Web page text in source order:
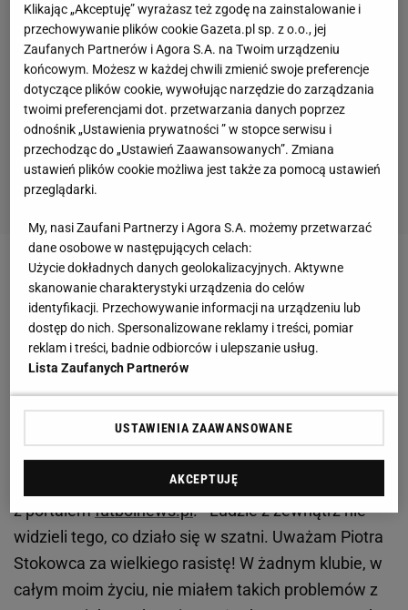
Zobacz wideoLech Poznań będzie miał nowego
sponsora. Prezes zdradził, kiedy będzie
zaprezentowany
"Ludzie z zewnątrz nie widzieli tego, co działo się
w szatni"
Teraz Paixao znowu wypowiedział się na temat
współpracy ze Stokowcem. Tym razem w rozmowie
z portalemfutbolnews.pl. - Ludzie z zewnątrz nie
widzieli tego, co działo się w szatni. Uważam Piotra
Stokowca za wielkiego rasistę! W żadnym klubie, w
całym moim życiu, nie miałem takich problemów z
Klikając „Akceptuję” wyrażasz też zgodę na zainstalowanie i
przechowywanie plików cookie Gazeta.pl sp. z o.o., jej
Zaufanych Partnerów i Agora S.A. na Twoim urządzeniu
końcowym. Możesz w każdej chwili zmienić swoje preferencje
dotyczące plików cookie, wywołując narzędzie do zarządzania
twoimi preferencjami dot. przetwarzania danych poprzez
odnośnik „Ustawienia prywatności ” w stopce serwisu i
przechodząc do „Ustawień Zaawansowanych”. Zmiana
ustawień plików cookie możliwa jest także za pomocą ustawień
przeglądarki.
My, nasi Zaufani Partnerzy i Agora S.A. możemy przetwarzać
dane osobowe w następujących celach:
Użycie dokładnych danych geolokalizacyjnych. Aktywne
skanowanie charakterystyki urządzenia do celów
identyfikacji. Przechowywanie informacji na urządzeniu lub
dostęp do nich. Spersonalizowane reklamy i treści, pomiar
reklam i treści, badnie odbiorców i ulepszanie usług.
Lista Zaufanych Partnerów
USTAWIENIA ZAAWANSOWANE
AKCEPTUJĘ